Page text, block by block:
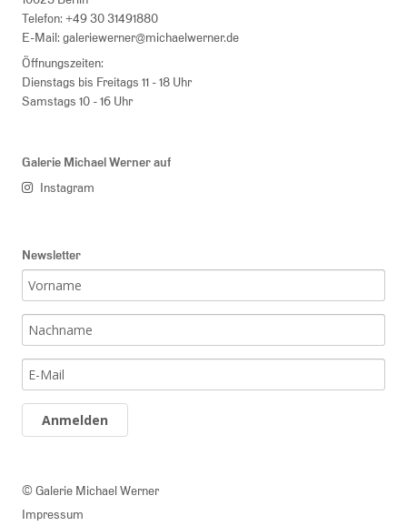
Telefon: +49 30 31491880
E-Mail: galeriewerner@michaelwerner.de
Öffnungszeiten:
Dienstags bis Freitags 11 - 18 Uhr
Samstags 10 - 16 Uhr
Galerie Michael Werner auf
Instagram
Newsletter
Anmelden
© Galerie Michael Werner
Impressum